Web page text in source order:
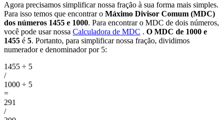
Agora precisamos simplificar nossa fração à sua forma mais simples.
Para isso temos que encontrar o Máximo Divisor Comum (MDC)
dos números 1455 e 1000. Para encontrar o MDC de dois números,
você pode usar nossa Calculadora de MDC . O MDC de 1000 e
1455 é 5. Portanto, para simplificar nossa fração, dividimos
numerador e denominador por 5:
1455 ÷ 5
/
1000 ÷ 5
=
291
/